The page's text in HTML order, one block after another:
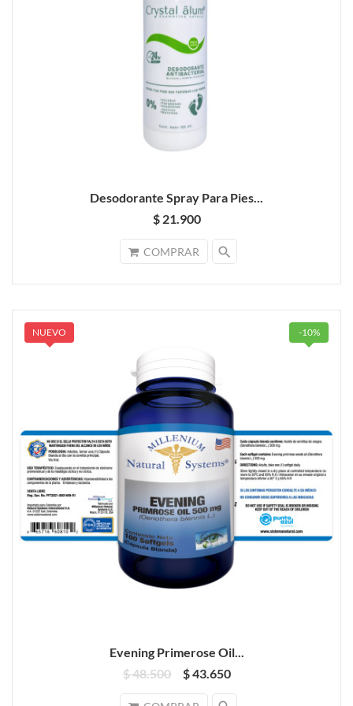
Desodorante Spray Para Pies...
$ 21.900
COMPRAR search
Evening Primerose Oil...
$ 48.500
$ 43.650
NUEVO -10%